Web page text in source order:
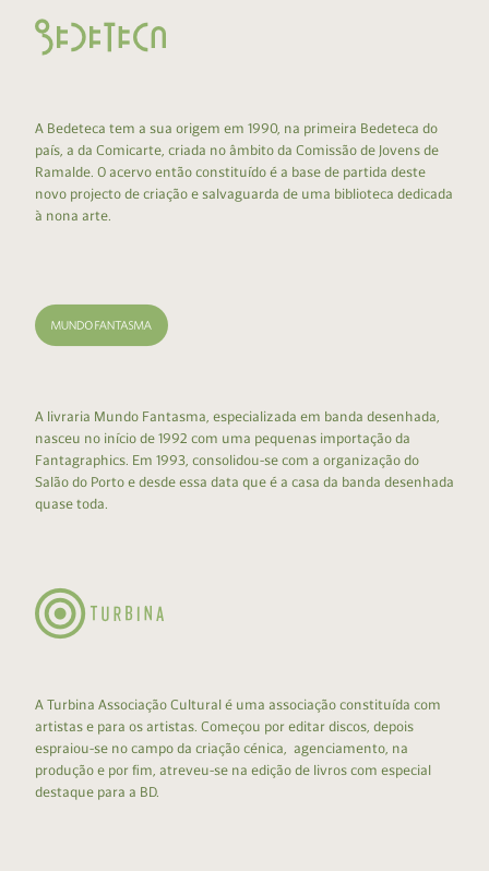
A Bedeteca tem a sua origem em 1990, na primeira Bedeteca do
país, a da Comicarte, criada no âmbito da Comissão de Jovens de
Ramalde. O acervo então constituído é a base de partida deste
novo projecto de criação e salvaguarda de uma biblioteca dedicada
à nona arte.
A livraria Mundo Fantasma, especializada em banda desenhada,
nasceu no início de 1992 com uma pequenas importação da
Fantagraphics. Em 1993, consolidou-se com a organização do
Salão do Porto e desde essa data que é a casa da banda desenhada
quase toda.
A Turbina Associação Cultural é uma associação constituída com
artistas e para os artistas. Começou por editar discos, depois
espraiou-se no campo da criação cénica, agenciamento, na
produção e por fim, atreveu-se na edição de livros com especial
destaque para a BD.